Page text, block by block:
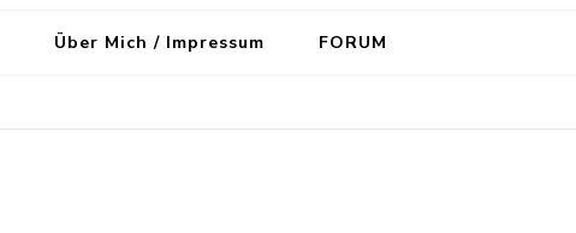
Über Mich / Impressum FORUM